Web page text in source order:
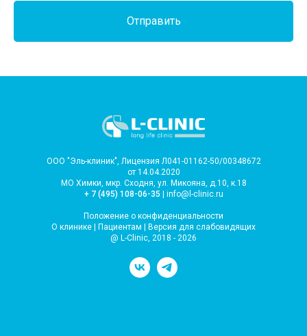
Отправить
ООО "Эль-клиник", Лицензия Л041-01162-50/00348672
от 14.04.2020
МО Химки, мкр. Сходня, ул. Микояна, д.10, к.18
+ 7 (495) 108-06-35 | info@l-clinic.ru
Положение о конфиденциальности
О клинике | Пациентам | Версия для слабовидящих
@ L-Clinic, 2018 - 2026